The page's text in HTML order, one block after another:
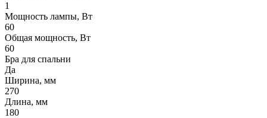
1
Мощность лампы, Вт
60
Общая мощность, Вт
60
Бра для спальни
Да
Ширина, мм
270
Длина, мм
180